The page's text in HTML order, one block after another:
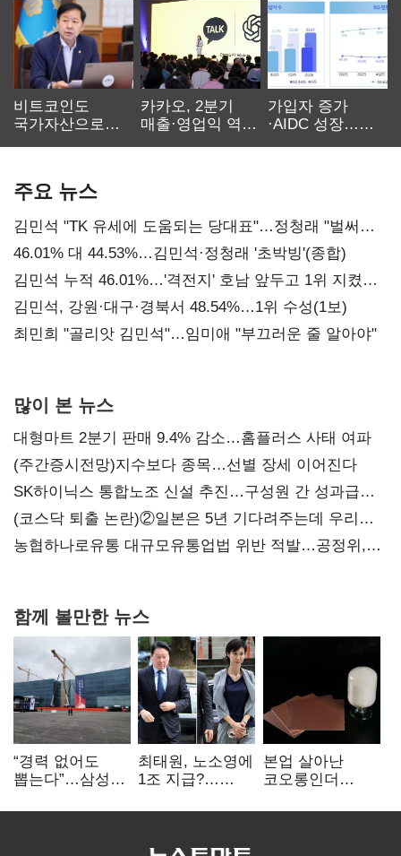
비트코인도
국가자산으로…'
카카오, 2분기
매출·영업익 역대
가입자 증가
·AIDC 성장…
주요 뉴스
김민석 "TK 유세에 도움되는 당대표"…정청래 "벌써
대표된 양 당직 배분"
46.01% 대 44.53%…김민석·정청래 '초박빙'(종합)
김민석 누적 46.01%…'격전지' 호남 앞두고 1위 지켰다
(2보)
김민석, 강원·대구·경북서 48.54%…1위 수성(1보)
최민희 "골리앗 김민석"…임미애 "부끄러운 줄 알아야"
많이 본 뉴스
대형마트 2분기 판매 9.4% 감소…홈플러스 사태 여파
(주간증시전망)지수보다 종목…선별 장세 이어진다
SK하이닉스 통합노조 신설 추진…구성원 간 성과급
불만 확산
(코스닥 퇴출 논란)②일본은 5년 기다려주는데 우리는
당장 퇴출?…시간만으론 부족한 코스닥 구하기
농협하나로유통 대규모유통업법 위반 적발…공정위,
함께 볼만한 뉴스
“경력 없어도
뽑는다”…삼성
반도체 인재
최태원, 노소영에
1조 지급?…
본업 살아난
코오롱인더
배터리 소재로